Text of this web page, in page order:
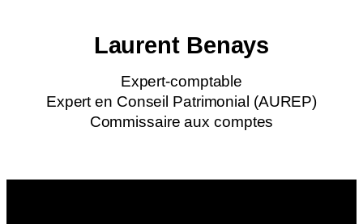
Laurent Benays
Expert-comptable
Expert en Conseil Patrimonial (AUREP)
Commissaire aux comptes